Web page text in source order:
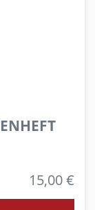
15,00 €